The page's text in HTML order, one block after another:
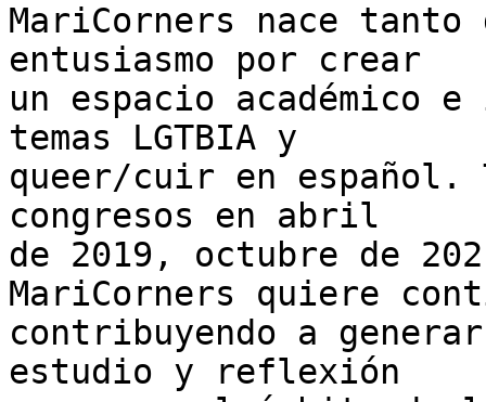
MariCorners nace
entusiasmo por crear
un espacio académico
temas LGTBIA y
queer/cuir en
congresos en abril
de 2019, octubre de
MariCorners quiere
contribuyendo a
estudio y reflexión